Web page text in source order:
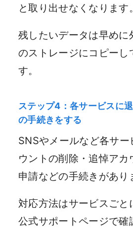
と取り出せなくなります。
残したいデータは早めに
のストレージにコピーし
す。
ステップ4：各サービスに
の手続きをする
SNSやメールなど各サー
ウントの削除・追悼アカ
申請などの手続きがあり
対応方法はサービスごと
公式サポートページで確